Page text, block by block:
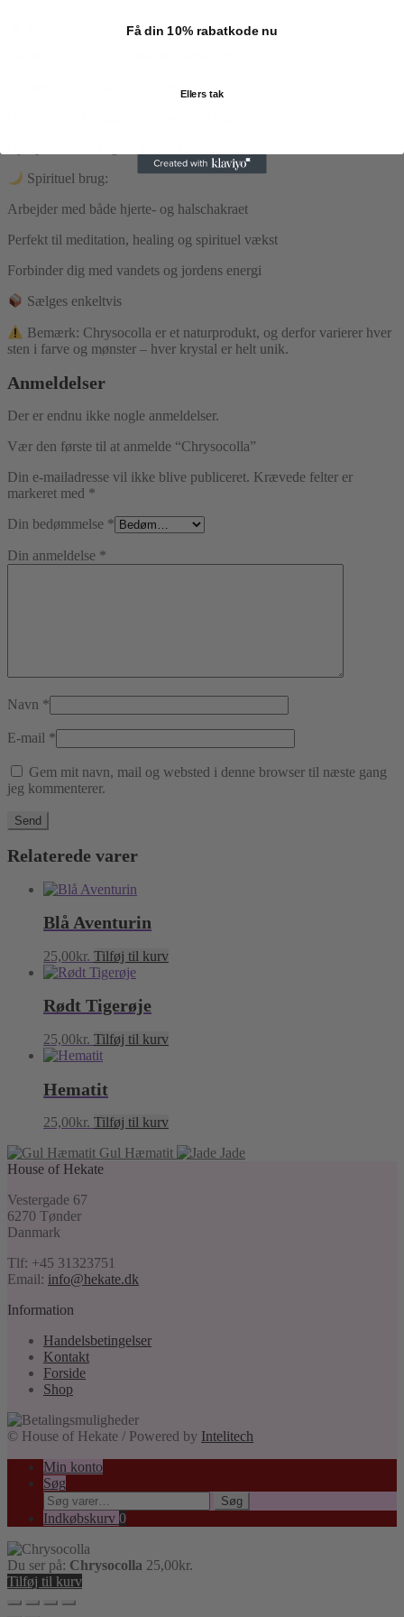
Egenskaber & Virkninger:
Spirituel brug:
Arbejder med både hjerte- og halschakraet
Perfekt til meditation, healing og spirituel vækst
Forbinder dig med vandets og jordens energi
Sælges enkeltvis
Bemærk: Chrysocolla er et naturprodukt, og derfor varierer hver
sten i farve og mønster – hver krystal er helt unik.
Anmeldelser
Der er endnu ikke nogle anmeldelser.
Vær den første til at anmelde “Chrysocolla”
Din e-mailadresse vil ikke blive publiceret. Krævede felter er
markeret med *
Din bedømmelse *
Din anmeldelse *
Navn *
E-mail *
Gem mit navn, mail og websted i denne browser til næste gang
jeg kommenterer.
Relaterede varer
Blå Aventurin
25,00kr. Tilføj til kurv
Rødt Tigerøje
25,00kr. Tilføj til kurv
Hematit
25,00kr. Tilføj til kurv
Gul Hæmatit
Jade
House of Hekate
Vestergade 67
6270 Tønder
Danmark
Tlf: +45 31323751
Email: info@hekate.dk
Information
Handelsbetingelser
Kontakt
Forside
Shop
© House of Hekate / Powered by Intelitech
Min konto
Søg
Søg
efter:
Søg
Indkøbskurv 0
Du ser på: Chrysocolla 25,00kr.
Tilføj til kurv
Få din 10% rabatkode nu
Ellers tak